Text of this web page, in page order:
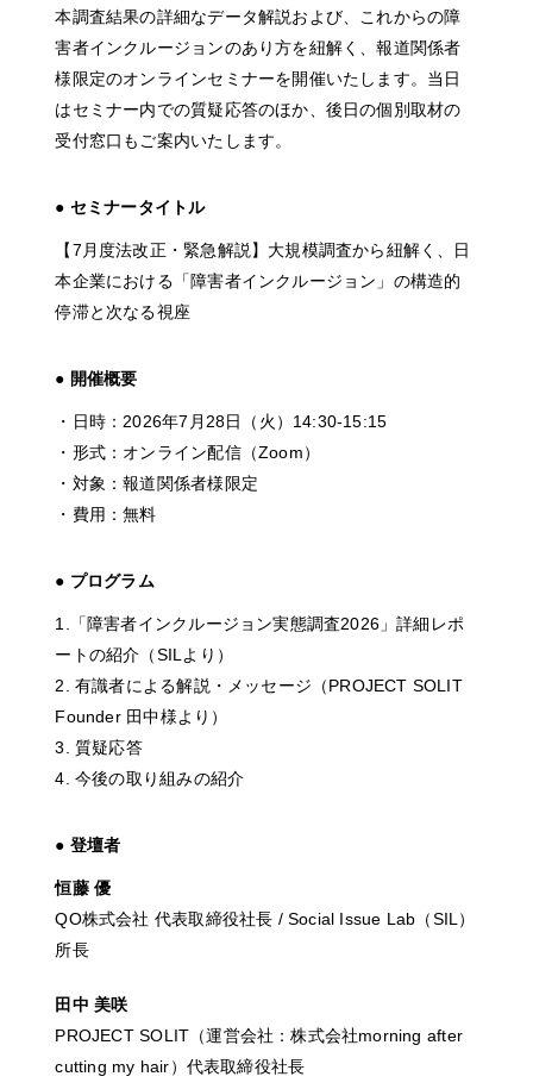
本調査結果の詳細なデータ解説および、これからの障
害者インクルージョンのあり方を紐解く、報道関係者
様限定のオンラインセミナーを開催いたします。当日
はセミナー内での質疑応答のほか、後日の個別取材の
受付窓口もご案内いたします。
● セミナータイトル
【7月度法改正・緊急解説】大規模調査から紐解く、日
本企業における「障害者インクルージョン」の構造的
停滞と次なる視座
● 開催概要
・日時：2026年7月28日（火）14:30-15:15
・形式：オンライン配信（Zoom）
・対象：報道関係者様限定
・費用：無料
● プログラム
1.「障害者インクルージョン実態調査2026」詳細レポ
ートの紹介（SILより）
2. 有識者による解説・メッセージ（PROJECT SOLIT
Founder 田中様より）
3. 質疑応答
4. 今後の取り組みの紹介
● 登壇者
恒藤 優
QO株式会社 代表取締役社長 / Social Issue Lab（SIL）
所長
田中 美咲
PROJECT SOLIT（運営会社：株式会社morning after
cutting my hair）代表取締役社長